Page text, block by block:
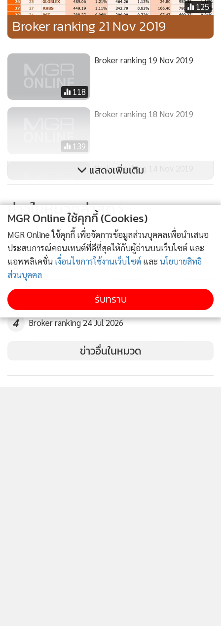
125
Broker ranking 21 Nov 2019
118
Broker ranking 19 Nov 2019
139
Broker ranking 18 Nov 2019
Broker ranking 14 Nov 2019
แสดงเพิ่มเติม
ข่าวในหมวดล่าสุด
1 Broker ranking 31 Jul 2026
2
3 Broker ranking 27 Jul 2026
4 Broker ranking 24 Jul 2026
ข่าวอื่นในหมวด
MGR Online ใช้คุกกี้ (Cookies)
MGR Online ใช้คุกกี้ เพื่อจัดการข้อมูลส่วนบุคคลเพื่อนำเสนอ
ประสบการณ์คอนเทนต์ที่ดีที่สุดให้กับผู้อ่านบนเว็บไซต์ และ
แอพพลิเคชั่น เงื่อนไขการใช้งานเว็บไซต์ และ นโยบายสิทธิ
ส่วนบุคคล
รับทราบ